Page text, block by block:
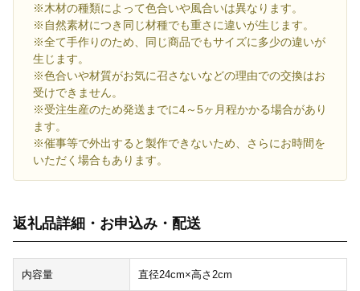
※木材の種類によって色合いや風合いは異なります。
※自然素材につき同じ材種でも重さに違いが生じます。
※全て手作りのため、同じ商品でもサイズに多少の違いが
生じます。
※色合いや材質がお気に召さないなどの理由での交換はお
受けできません。
※受注生産のため発送までに4～5ヶ月程かかる場合があり
ます。
※催事等で外出すると製作できないため、さらにお時間を
いただく場合もあります。
返礼品詳細・お申込み・配送
内容量 直径24cm×高さ2cm